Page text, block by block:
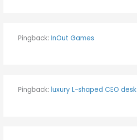
Pingback: InOut Games
Pingback: luxury L-shaped CEO desk